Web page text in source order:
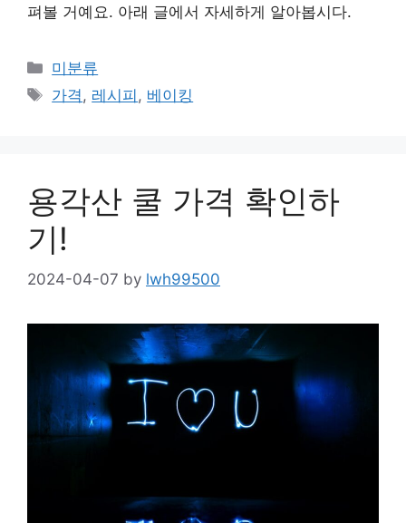
펴볼 거예요. 아래 글에서 자세하게 알아봅시다.
Categories
미분류
Tags
가격, 레시피 , 베이킹
용각산 쿨 가격 확인하
기!
2024-04-07 by lwh99500